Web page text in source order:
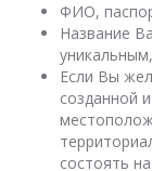
ФИО,
Название
Если Вы
созданной
состоять